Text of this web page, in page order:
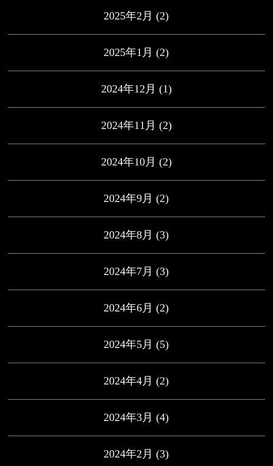
2025年2月 (2)
2025年1月 (2)
2024年12月 (1)
2024年11月 (2)
2024年10月 (2)
2024年9月 (2)
2024年8月 (3)
2024年7月 (3)
2024年6月 (2)
2024年5月 (5)
2024年4月 (2)
2024年3月 (4)
2024年2月 (3)